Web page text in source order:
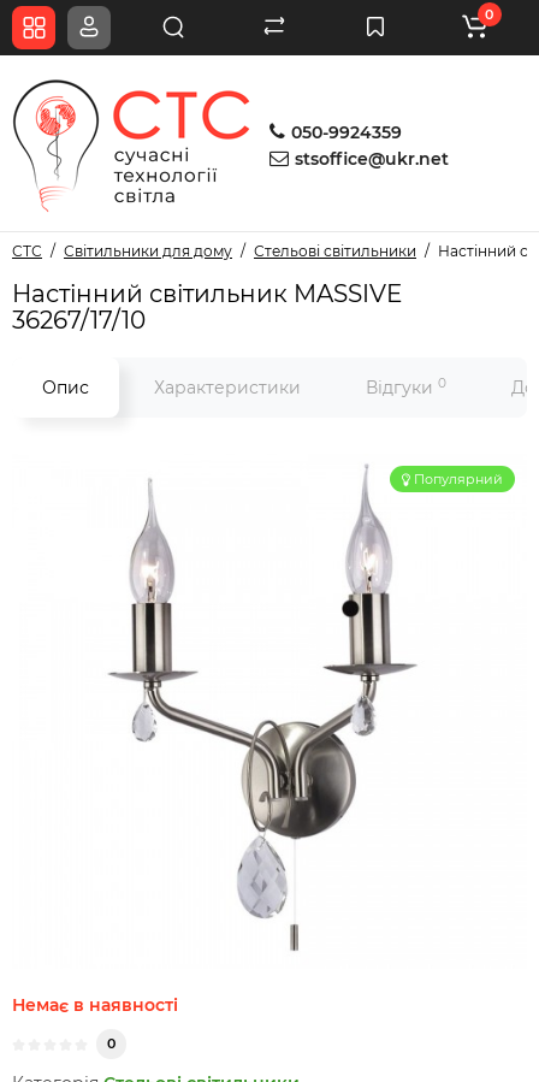
050-9924359
stsoffice@ukr.net
0
СТС Світильники для дому Стельові світильники Настінний
Настінний світильник MASSIVE
36267/17/10
Опис Характеристики Відгуки 0
Популярний
Немає в наявності
0